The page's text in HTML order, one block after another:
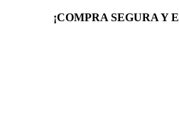
¡COMPRA SEGURA Y